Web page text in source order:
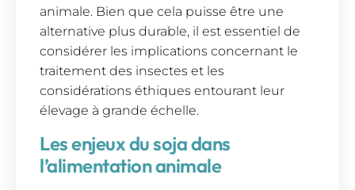
animale. Bien que cela puisse être une
alternative plus durable, il est essentiel de
considérer les implications concernant le
traitement des insectes et les
considérations éthiques entourant leur
élevage à grande échelle.
Les enjeux du soja dans
l’alimentation animale